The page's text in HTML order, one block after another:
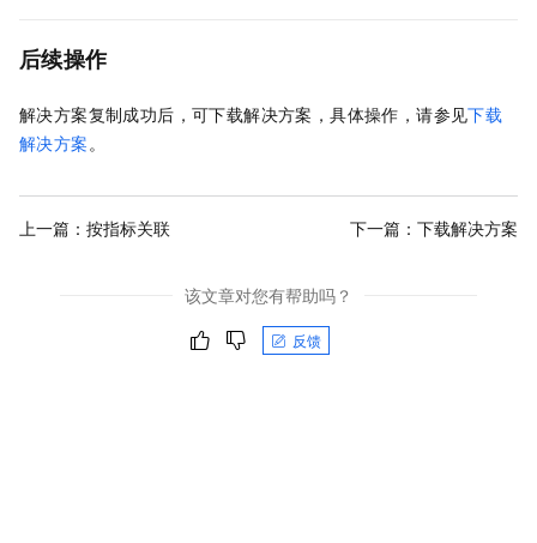
后续操作
解决方案复制成功后，可下载解决方案，具体操作，请参见下载
解决方案。
上一篇： 按指标关联 下一篇： 下载解决方案
该文章对您有帮助吗？
反馈